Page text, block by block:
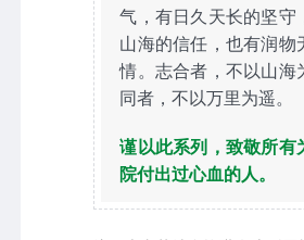
气，有日久天长的坚守
山海的信任，也有润物
情。志合者，不以山海
同者，不以万里为遥。
谨以此系列，致敬所有
院付出过心血的人。